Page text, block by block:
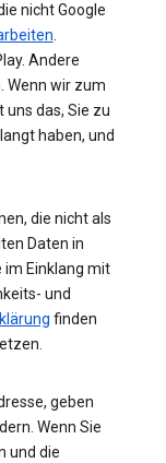
nicht Google
.
Andere
Wenn wir zum
das, Sie zu
haben, und
die nicht als
Daten in
Einklang mit
und
finden
geben
Wenn Sie
und die